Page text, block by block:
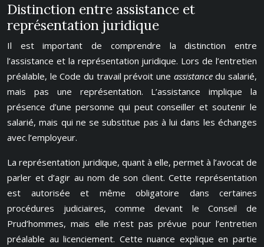
Distinction entre assistance et
représentation juridique
Il est important de comprendre la distinction entre
l’assistance et la représentation juridique. Lors de l’entretien
préalable, le Code du travail prévoit une assistancedu salarié,
mais pas une représentation. L’assistance implique la
présence d’une personne qui peut conseiller et soutenir le
salarié, mais qui ne se substitue pas à lui dans les échanges
avec l’employeur.
La représentation juridique, quant à elle, permet à l’avocat de
parler et d’agir au nom de son client. Cette représentation
est autorisée et même obligatoire dans certaines
procédures judiciaires, comme devant le Conseil de
Prud’hommes, mais elle n’est pas prévue pour l’entretien
préalable au licenciement. Cette nuance explique en partie